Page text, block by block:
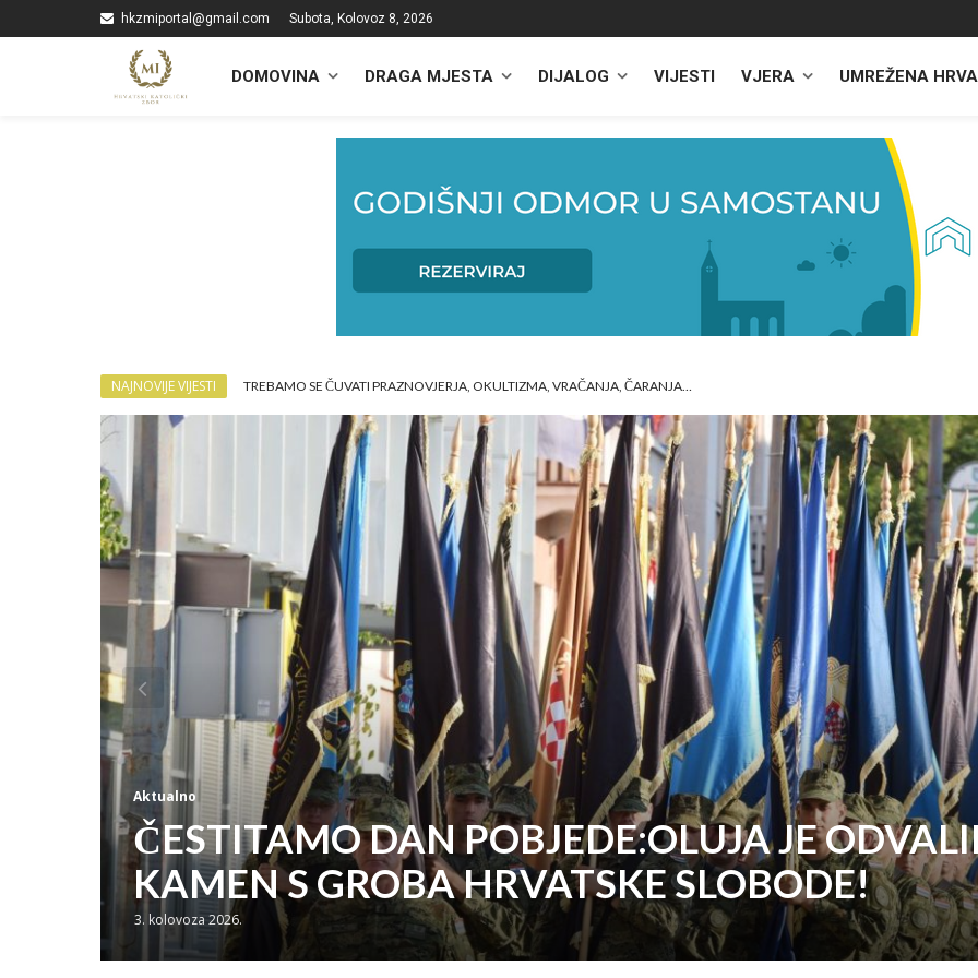
hkzmiportal@gmail.com Subota, Kolovoz 8, 2026
DOMOVINA DRAGA MJESTA DIJALOG VIJESTI VJERA UMREŽENA
NAJNOVIJE VIJESTI TREBAMO SE ČUVATI PRAZNOVJERJA, OKULTIZMA, VRAČANJA, ČARANJA…
Aktualno
ČESTITAMO DAN POBJEDE:OLUJA JE
KAMEN S GROBA HRVATSKE SLOBODE!
3. kolovoza 2026.